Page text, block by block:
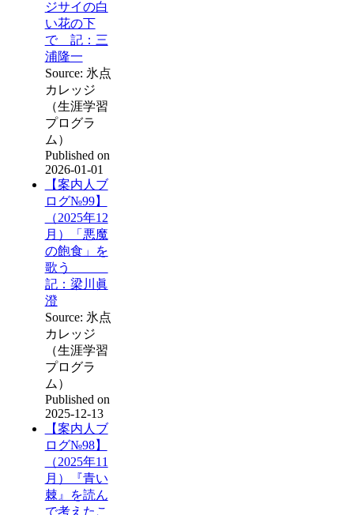
ジサイの白
い花の下
で 記：三
浦隆一
Source: 氷点
カレッジ
（生涯学習
プログラ
ム）
Published on
2026-01-01
【案内人ブ
ログ№99】
（2025年12
月）「悪魔
の飽食」を
歌う
記：梁川眞
澄
Source: 氷点
カレッジ
（生涯学習
プログラ
ム）
Published on
2025-12-13
【案内人ブ
ログ№98】
（2025年11
月）『青い
棘』を読ん
で考えたこ